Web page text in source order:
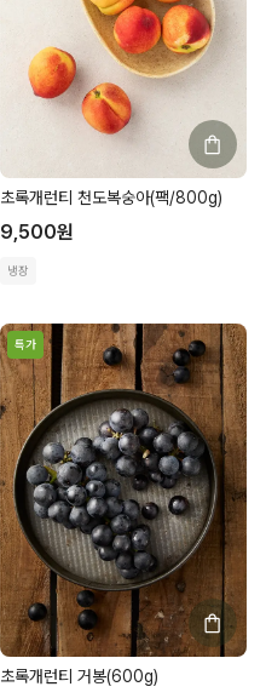
초록개런티 천도복숭아(팩/800g)
9,500원
냉장
특가
초록개런티 거봉(600g)